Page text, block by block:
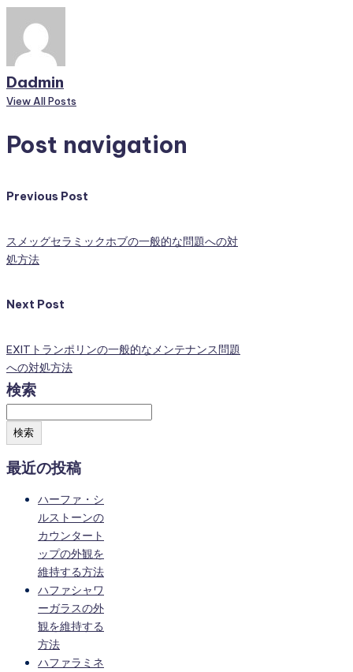
Dadmin
View All Posts
Post navigation
Previous Post
スメッグセラミックホブの一般的な問題への対
処方法
Next Post
EXITトランポリンの一般的なメンテナンス問題
への対処方法
検索
検索
最近の投稿
ハーファ・シ
ルストーンの
カウンタート
ップの外観を
維持する方法
ハファシャワ
ーガラスの外
観を維持する
方法
ハファラミネ